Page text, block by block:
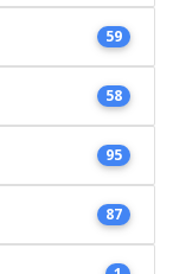
59
58
95
87